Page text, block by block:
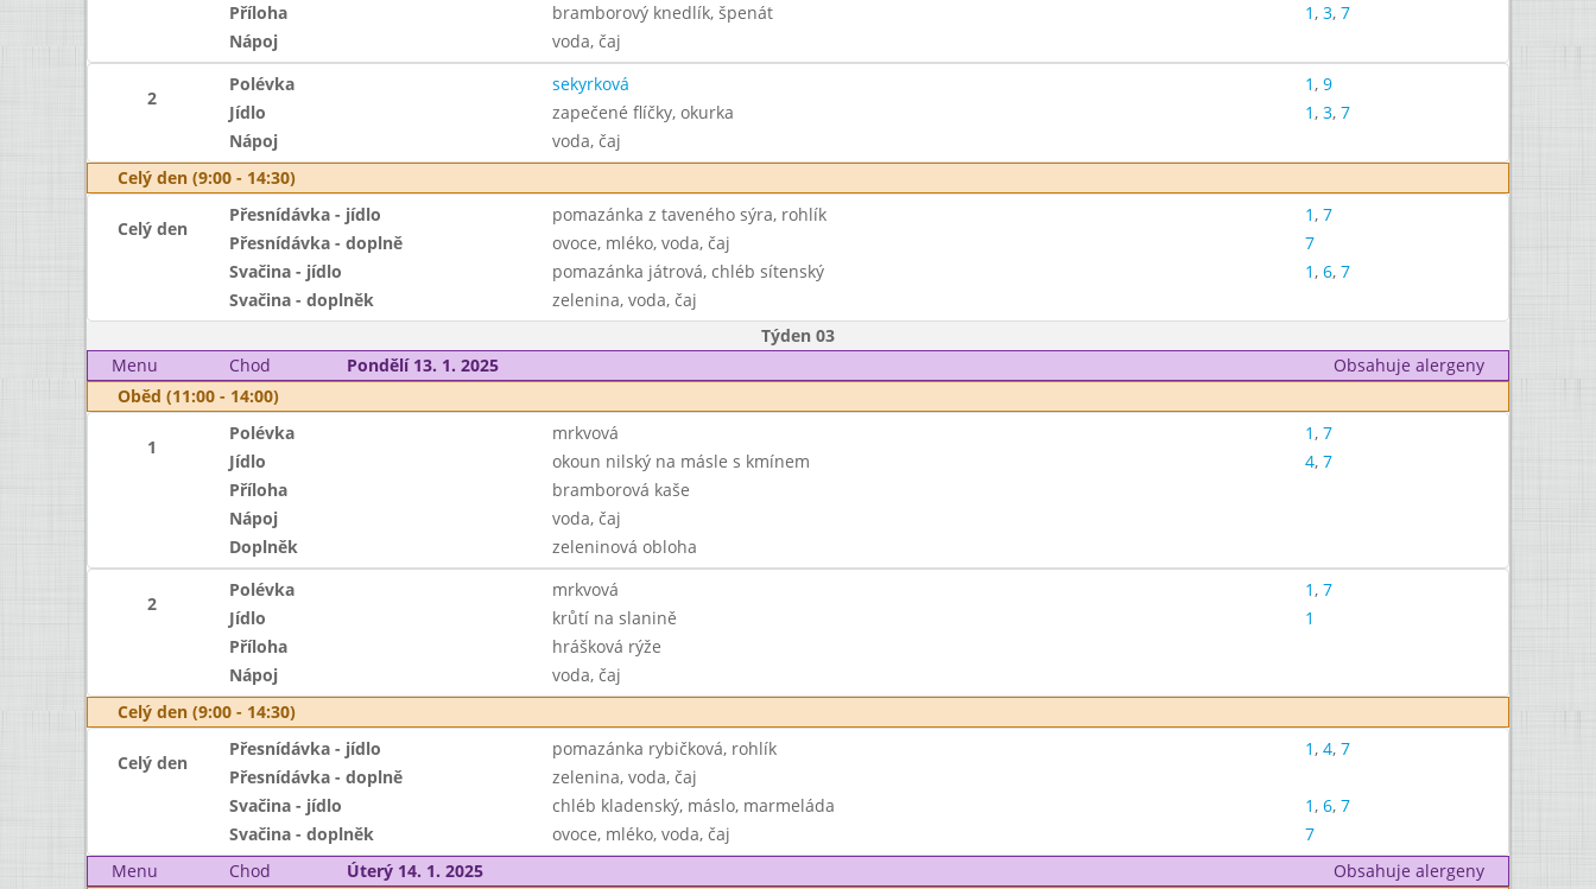
Příloha
bramborový knedlík, špenát 1, 3, 7
Nápoj
voda, čaj
2
Polévka sekyrková 1, 9
Jídlo
zapečené flíčky, okurka 1, 3, 7
Nápoj
voda, čaj
Celý den (9:00 - 14:30)
Celý den
Přesnídávka - jídlo pomazánka z taveného sýra, rohlík 1, 7
Přesnídávka - doplně
ovoce, mléko, voda, čaj
7
Svačina - jídlo
pomazánka játrová, chléb sítenský 1, 6, 7
Svačina - doplněk
zelenina, voda, čaj
Týden 03
Menu
Chod Pondělí 13. 1. 2025
Obsahuje alergeny
Oběd (11:00 - 14:00)
1
Polévka mrkvová 1, 7
Jídlo
okoun nilský na másle s kmínem 4, 7
Příloha
bramborová kaše
Nápoj
voda, čaj
Doplněk
zeleninová obloha
2
Polévka mrkvová 1, 7
Jídlo
krůtí na slanině
1
Příloha
hrášková rýže
Nápoj
voda, čaj
Celý den (9:00 - 14:30)
Celý den
Přesnídávka - jídlo pomazánka rybičková, rohlík 1, 4, 7
Přesnídávka - doplně
zelenina, voda, čaj
Svačina - jídlo
chléb kladenský, máslo, marmeláda 1, 6, 7
Svačina - doplněk
ovoce, mléko, voda, čaj
7
Menu
Chod Úterý 14. 1. 2025
Obsahuje alergeny